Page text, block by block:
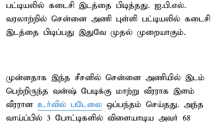
பட்டியலில் கடைசி இடத்தை பிடித்தது. ஐ.பி.எல்.
வரலாற்றில் சென்னை அணி புள்ளி பட்டியலில் கடைசி
இடத்தை பிடிப்பது இதுவே முதல் முறையாகும்.
முன்னதாக இந்த சீசனில் சென்னை அணியில் இடம்
பெற்றிருந்த வன்ஷ் பேடிக்கு மாற்று வீரராக இளம்
வீரரான உர்வில் படேலை ஒப்பந்தம் செய்தது. அந்த
வாய்ப்பில் 3 போட்டிகளில் விளையாடிய அவர் 68